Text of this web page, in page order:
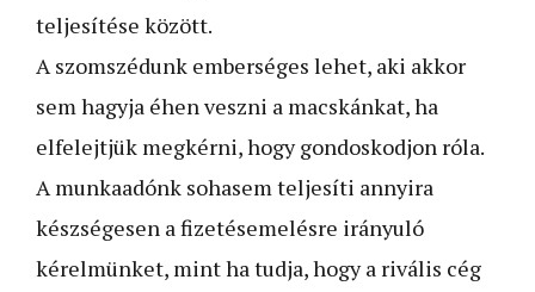
teljesítése között.
A szomszédunk emberséges lehet, aki akkor
sem hagyja éhen veszni a macskánkat, ha
elfelejtjük megkérni, hogy gondoskodjon róla.
A munkaadónk sohasem teljesíti annyira
készségesen a fizetésemelésre irányuló
kérelmünket, mint ha tudja, hogy a rivális cég